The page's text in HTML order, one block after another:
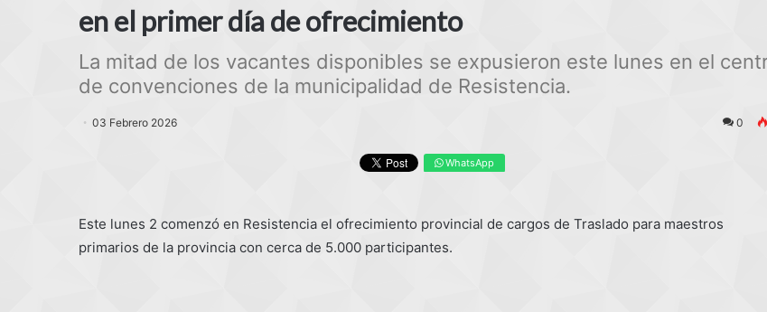
en el primer día de ofrecimiento
La mitad de los vacantes disponibles se expusieron este lunes en el
de convenciones de la municipalidad de Resistencia.
03 Febrero 2026 0
WhatsApp
Este lunes 2 comenzó en Resistencia el ofrecimiento provincial de cargos de Traslado para maestros
primarios de la provincia con cerca de 5.000 participantes.